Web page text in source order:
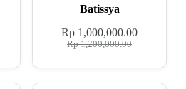
Batissya
Rp1,200,000.00
Rp 1,000,000.00